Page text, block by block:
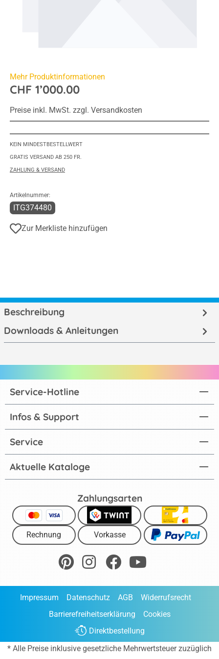
Mehr Produktinformationen
CHF 1’000.00
Preise inkl. MwSt. zzgl. Versandkosten
KEIN MINDESTBESTELLWERT
GRATIS VERSAND AB 250 FR.
ZAHLUNG & VERSAND
Artikelnummer:
ITG374480
Zur Merkliste hinzufügen
Beschreibung
Downloads & Anleitungen
Aktuelle Kataloge
Service-Hotline
Infos & Support
Service
Zahlungsarten
Rechnung Vorkasse
Impressum Datenschutz AGB
Widerrufsrecht
Barrierefreiheitserklärung
Cookies
Direktbestellung
* Alle Preise inklusive gesetzliche Mehrwertsteuer zuzüglich